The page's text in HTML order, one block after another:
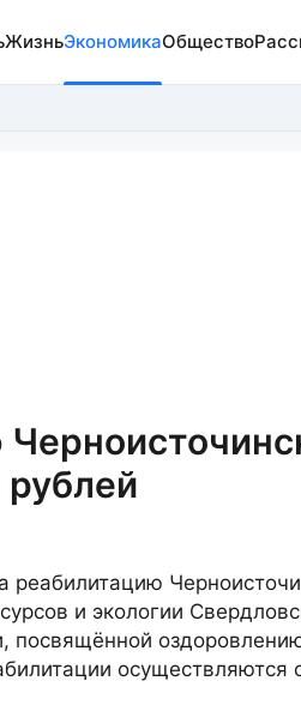
ЖизньЭкономикаОбщество
и экологии
осуществляются